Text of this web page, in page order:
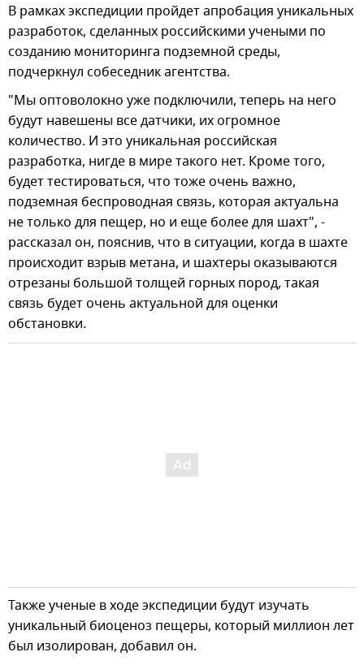
В рамках экспедиции пройдет апробация уникальных
разработок, сделанных российскими учеными по
созданию мониторинга подземной среды,
подчеркнул собеседник агентства.
"Мы оптоволокно уже подключили, теперь на него
будут навешены все датчики, их огромное
количество. И это уникальная российская
разработка, нигде в мире такого нет. Кроме того,
будет тестироваться, что тоже очень важно,
подземная беспроводная связь, которая актуальна
не только для пещер, но и еще более для шахт", -
рассказал он, пояснив, что в ситуации, когда в шахте
происходит взрыв метана, и шахтеры оказываются
отрезаны большой толщей горных пород, такая
связь будет очень актуальной для оценки
обстановки.
Также ученые в ходе экспедиции будут изучать
уникальный биоценоз пещеры, который миллион лет
был изолирован, добавил он.